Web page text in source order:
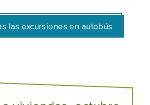
las excursiones en autobús